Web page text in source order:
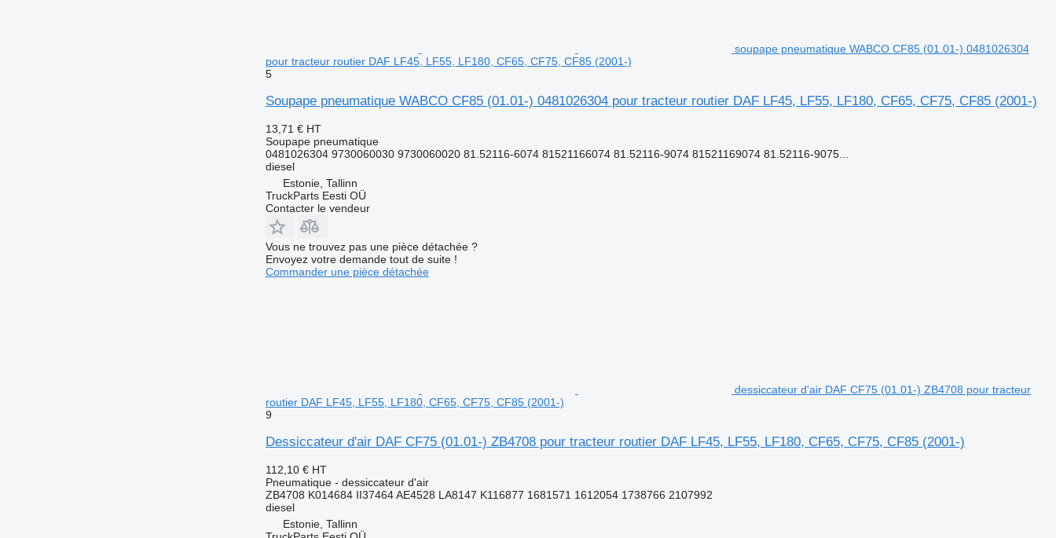
soupape pneumatique WABCO CF85 (01.01-) 0481026304
pour tracteur routier DAF LF45, LF55, LF180, CF65, CF75, CF85 (2001-)
5
Soupape pneumatique WABCO CF85 (01.01-) 0481026304 pour tracteur routier DAF LF45, LF55, LF180, CF65, CF75, CF85 (2001-)
13,71 € HT
Soupape pneumatique
0481026304 9730060030 9730060020 81.52116-6074 81521166074 81.52116-9074 81521169074 81.52116-9075...
diesel
Estonie, Tallinn
TruckParts Eesti OÜ
Contacter le vendeur
Vous ne trouvez pas une pièce détachée ?
Envoyez votre demande tout de suite !
Commander une pièce détachée
dessiccateur d'air DAF CF75 (01.01-) ZB4708 pour tracteur
routier DAF LF45, LF55, LF180, CF65, CF75, CF85 (2001-)
9
Dessiccateur d'air DAF CF75 (01.01-) ZB4708 pour tracteur routier DAF LF45, LF55, LF180, CF65, CF75, CF85 (2001-)
112,10 € HT
Pneumatique - dessiccateur d'air
ZB4708 K014684 II37464 AE4528 LA8147 K116877 1681571 1612054 1738766 2107992
diesel
Estonie, Tallinn